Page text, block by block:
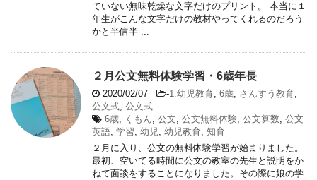
ていない無味乾燥な文字だけのプリント。 本当に１
年生がこんな文字だけの教材やってくれるのだろう
かと半信半 ...
２月公文無料体験学習・6歳年長
2020/02/07 -1.幼児教育, 6歳, さんすう教育,
公文式, 公文式
6歳, くもん, 公文, 公文無料体験, 公文算数, 公文
英語, 学習, 幼児, 幼児教育, 知育
２月に入り、公文の無料体験学習が始まりました。
最初、空いてる時間に公文の教室の先生と説明をか
ねて面談をすることになりました。その際に娘の学